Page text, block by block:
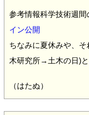
参考情報科学技術週間
イン公開
ちなみに夏休みや、
木研究所→土木の日)と
（はたぬ）